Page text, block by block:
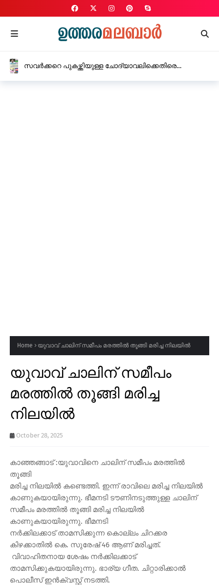
സവർക്കറെ പുകഴ്ത്തിയുള്ള ചോദ്യാവലിക്കെതിരെ
വിദ്യാഭ്യാസ മന്ത്രി
Home യുവാവ് ചാലിന് സമീപം മരത്തിൽ തൂങ്ങി മരിച്ച നിലയിൽ
യുവാവ് ചാലിന് സമീപം
മരത്തിൽ തൂങ്ങി മരിച്ച
നിലയിൽ
October 28, 2025
കാഞ്ഞങ്ങാട് :യുവാവിനെ ചാലിന് സമീപം മരത്തിൽ
തൂങ്ങി
മരിച്ച നിലയിൽ കണ്ടെത്തി. ഇന്ന് രാവിലെ മരിച്ച നിലയിൽ
കാണുകയായിരുന്നു. ഭീമനടി ടൗണിനടുത്തുള്ള ചാലിന്
സമീപം മരത്തിൽ തൂങ്ങി മരിച്ച നിലയിൽ
കാണുകയായിരുന്നു. ഭീമനടി
നർക്കിലക്കാട് താമസിക്കുന്ന കൊല്ലം ചിറക്കര
കിഴക്കാതിൽ കെ. സുരേഷ് 46 ആണ് മരിച്ചത്.
വിവാഹിതനായ ശേഷം നർക്കിലക്കാട്
താമസിക്കുകയായിരുന്നു. ഭാര്യ ഗീത. ചിറ്റാരിക്കാൽ
പൊലീസ് ഇൻക്വസ്റ്റ് നടത്തി.